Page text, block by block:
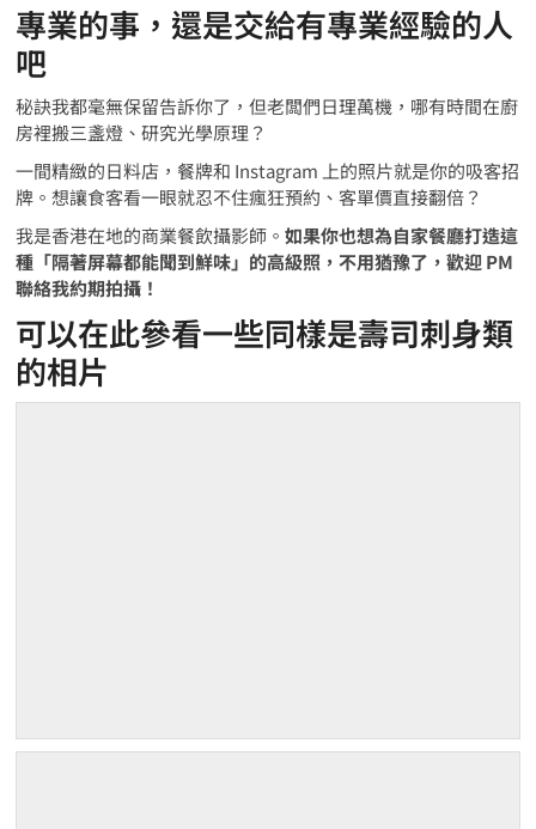
專業的事，還是交給有專業經驗的人
吧
秘訣我都毫無保留告訴你了，但老闆們日理萬機，哪有時間在廚
房裡搬三盞燈、研究光學原理？
一間精緻的日料店，餐牌和 Instagram 上的照片就是你的吸客招
牌。想讓食客看一眼就忍不住瘋狂預約、客單價直接翻倍？
我是香港在地的商業餐飲攝影師。如果你也想為自家餐廳打造這
種「隔著屏幕都能聞到鮮味」的高級照，不用猶豫了，歡迎 PM
聯絡我約期拍攝！
可以在此參看一些同樣是壽司刺身類
的相片